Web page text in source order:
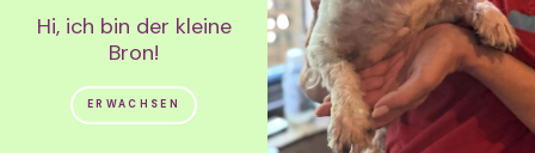
Hi, ich bin der kleine
Bron!
ERWACHSEN